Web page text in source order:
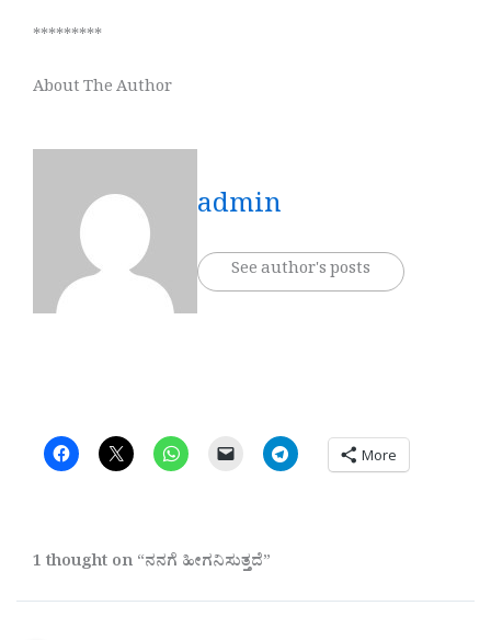
*********
About The Author
admin
See author's posts
More
1 thought on “ನನಗೆ ಹೀಗನಿಸುತ್ತದೆ”